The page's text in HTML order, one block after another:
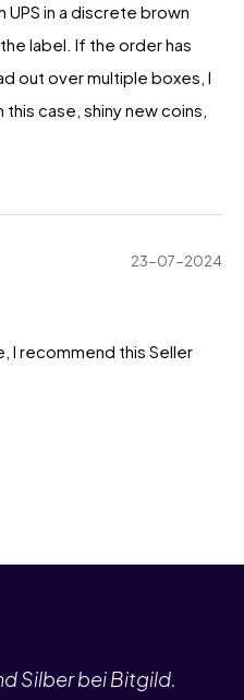
in a discrete brown
label. If the order has
out over multiple boxes, I
case, shiny new coins,
23-07-2024
I recommend this Seller
Silber bei Bitgild.